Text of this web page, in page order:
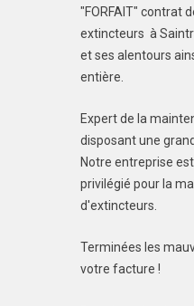
"FORFAIT" contrat
extincteurs à
et ses alentours
entière.
Expert de la
disposant une
Notre entreprise
privilégié pour la
d'extincteurs.
Terminées les
votre facture !